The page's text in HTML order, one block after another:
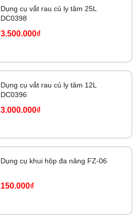
Dụng cụ vắt rau củ ly tâm 25L
DC0398
3.500.000₫
Dụng cụ vắt rau củ ly tâm 12L
DC0396
3.000.000₫
Dụng cụ khui hộp đa năng FZ-06
150.000₫